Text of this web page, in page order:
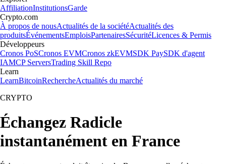
AffiliationInstitutionsGarde
Crypto.com
À propos de nousActualités de la sociétéActualités des
produitsÉvénementsEmploisPartenairesSécuritéLicences & Permis
Développeurs
Cronos PoSCronos EVMCronos zkEVMSDK PaySDK d'agent
IAMCP ServersTrading Skill Repo
Learn
LearnBitcoinRechercheActualités du marché
CRYPTO
Échangez Radicle
instantanément en France